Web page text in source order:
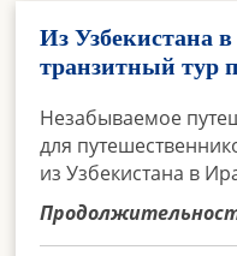
Из Узбекистана
транзитный тур
Незабываемое
для
из Узбекистана в